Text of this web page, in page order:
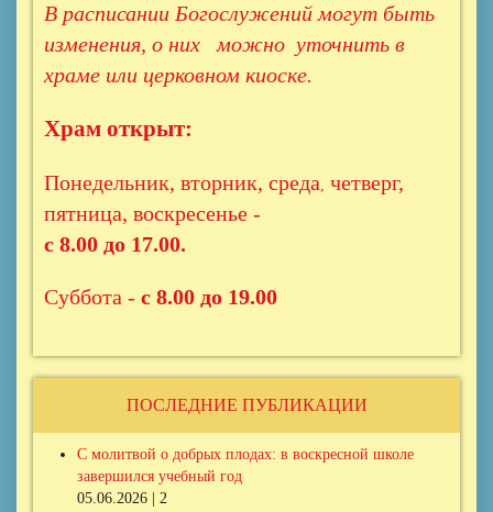
В расписании Богослужений могут быть
изменения, о них можно уточнить в
храме или церковном киоске.
Храм открыт:
Понедельник, вторник, среда, четверг,
пятница, воскресенье -
с 8.00 до 17.00.
Суббота - с 8.00 до 19.00
ПОСЛЕДНИЕ ПУБЛИКАЦИИ
С молитвой о добрых плодах: в воскресной школе
завершился учебный год
05.06.2026 | 2